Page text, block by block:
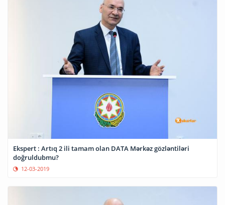
Ekspert : Artıq 2 ili tamam olan DATA Mərkəz gözləntiləri
doğruldubmu?
12-03-2019